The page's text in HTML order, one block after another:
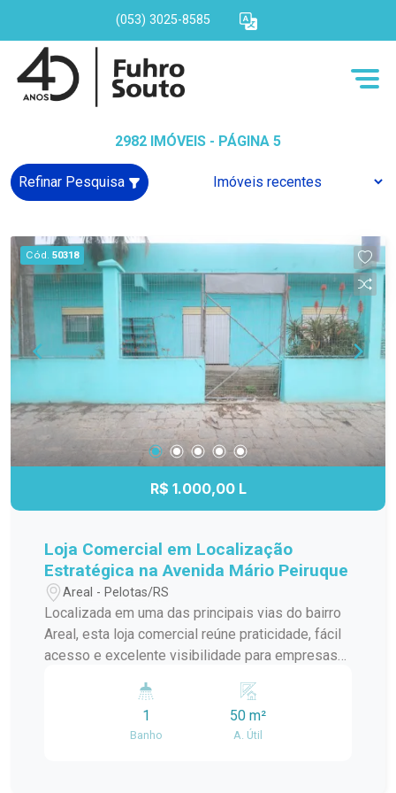
(053) 3025-8585
2982 IMÓVEIS - PÁGINA 5
Refinar Pesquisa
Cód. 50318
R$ 1.000,00 L
Loja Comercial em Localização
Estratégica na Avenida Mário Peiruque
Areal - Pelotas/RS
Localizada em uma das principais vias do bairro
Areal, esta loja comercial reúne praticidade, fácil
acesso e excelente visibilidade para empresas
espaço funcional e versátil, o imóvel é uma ótima
opção para quem deseja instalar ou expandir seu
negócio em uma região de constante
1
Banho
50 m²
A. Útil